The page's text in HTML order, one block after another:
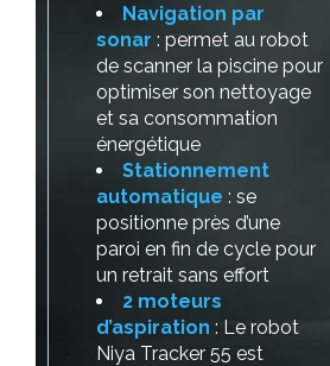
Navigation par
sonar : permet au robot
de scanner la piscine pour
optimiser son nettoyage
et sa consommation
énergétique
Stationnement
automatique : se
positionne près d’une
paroi en fin de cycle pour
un retrait sans effort
2 moteurs
d’aspiration : Le robot
Niya Tracker 55 est